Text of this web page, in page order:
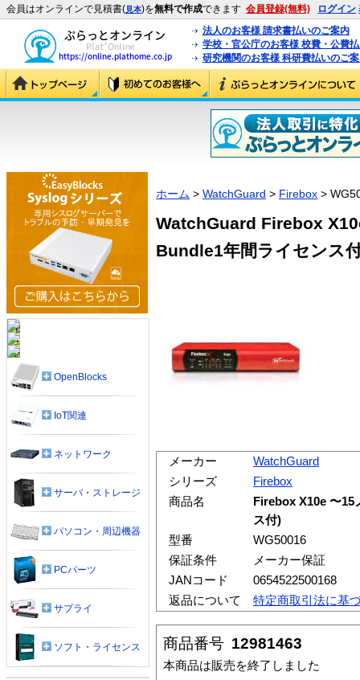
会員はオンラインで見積書(見本)を無料で作成できます 会員登録(無料) ログイン
法人のお客様 請求書払いのご案内
学校・官公庁のお客様 校費・公費
研究機関のお客様 科研費払いのご
ホーム > WatchGuard > Firebox >
WatchGuard Firebox
Bundle1年間ライセンス
メーカー
WatchGuard
シリーズ
Firebox
商品名
Firebox X10e 〜
ス付)
型番
WG50016
保証条件
メーカー保証
JANコード
0654522500168
返品について
特定商取引法に基
商品番号 12981463
本商品は販売を終了しました
OpenBlocks
IoT関連
ネットワーク
サーバ・ストレージ
パソコン・周辺機器
PCパーツ
サプライ
ソフト・ライセンス